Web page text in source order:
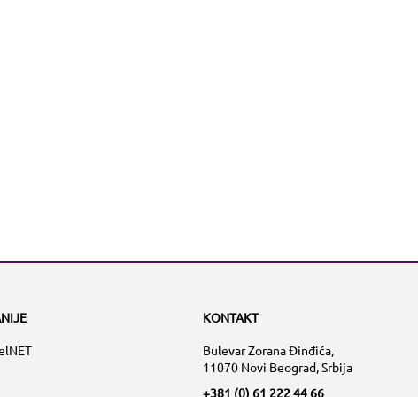
KONTAKT
Bulevar Zorana Đinđića,
11070 Novi Beograd, Srbija
+381 (0) 61 222 44 66